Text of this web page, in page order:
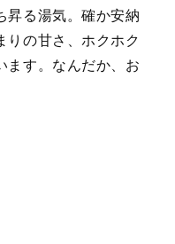
昇る湯気。確か安納
りの甘さ、ホクホク
ます。なんだか、お